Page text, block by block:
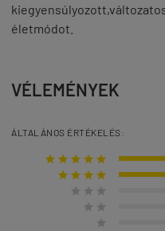
életmódot.
VÉLEMÉNYEK
ÁLTALÁNOS ÉRTÉKELÉS:
    
   
  
 
